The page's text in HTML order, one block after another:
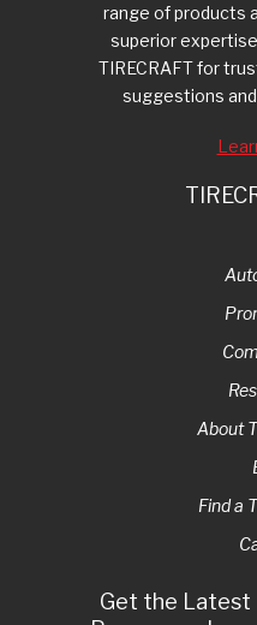
range of products
superior
TIRECRAFT for
suggestions
About
Find a
Get the Latest